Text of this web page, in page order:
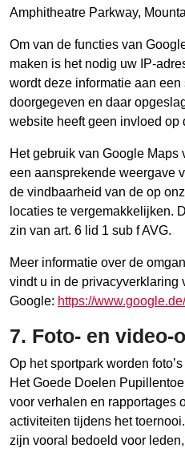
Amphitheatre Parkway,
Om van de functies van
maken is het nodig uw IP-
wordt deze informatie aan
doorgegeven en daar
website heeft geen invloed op
Het gebruik van Google Maps
een aansprekende weergave
de vindbaarheid van de op
locaties te vergemakkelijken.
zin van art. 6 lid 1 sub f AVG.
Meer informatie over de
vindt u in de privacyverklaring
Google: https://
7. Foto- en video-
Op het sportpark worden
Het Goede Doelen
voor verhalen en rapportages
activiteiten tijdens het
zijn vooral bedoeld voor